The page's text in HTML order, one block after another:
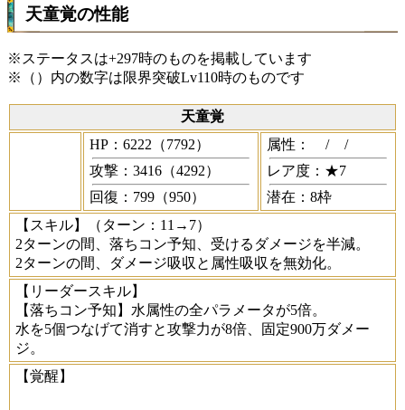
天童覚の性能
※ステータスは+297時のものを掲載しています
※（）内の数字は限界突破Lv110時のものです
天童覚
HP：6222（7792）
攻撃：3416（4292）
回復：799（950）
属性： /
/
レア度：★7
潜在：8枠
【スキル】
（ターン：11→7）
2ターンの間、落ちコン予知、受けるダメージを半減。
2ターンの間、ダメージ吸収と属性吸収を無効化。
【リーダースキル】
【落ちコン予知】水属性の全パラメータが5倍。
水を5個つなげて消すと攻撃力が8倍、固定900万ダメー
ジ。
【覚醒】